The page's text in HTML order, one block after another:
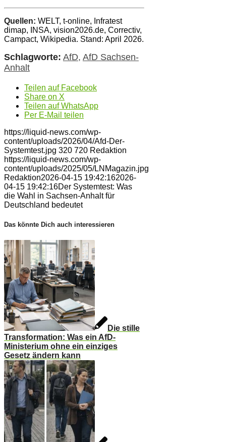
Quellen: WELT, t-online, Infratest
dimap, INSA, vision2026.de, Correctiv,
Campact, Wikipedia. Stand: April 2026.
Schlagworte: AfD, AfD Sachsen-
Anhalt
Teilen auf Facebook
Share on X
Teilen auf WhatsApp
Per E-Mail teilen
https://liquid-news.com/wp-
content/uploads/2026/04/Afd-Der-
Systemtest.jpg 320 720 Redaktion
https://liquid-news.com/wp-
content/uploads/2025/05/LNMagazin.jpg
Redaktion2026-04-15 19:42:162026-
04-15 19:42:16Der Systemtest: Was
die Wahl in Sachsen-Anhalt für
Deutschland bedeutet
Das könnte Dich auch interessieren
Die stille
Transformation: Was ein AfD-
Ministerium ohne ein einziges
Gesetz ändern kann